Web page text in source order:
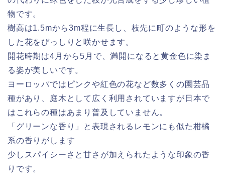
物です。
樹高は1.5mから3m程に生長し、枝先に町のような形を
した花をびっしりと咲かせます。
開花時期は4月から5月で、満開になると黄金色に染ま
る姿が美しいです。
ヨーロッパではピンクや紅色の花など数多くの園芸品
種があり、庭木として広く利用されていますが日本で
はこれらの種はあまり普及していません。
「グリーンな香り」と表現されるレモンにも似た柑橘
系の香りがします
少しスパイシーさと甘さが加えられたような印象の香
りです。